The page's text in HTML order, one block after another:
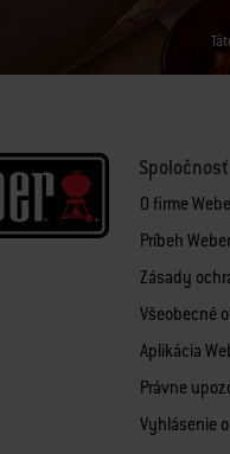
Spoločnosť
O firme
Príbeh Weber
Zásady
Všeobecné
Aplikácia
Právne
Vyhlásenie